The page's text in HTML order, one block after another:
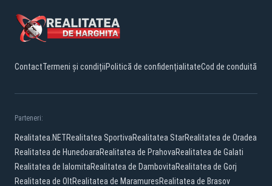
ContactTermeni și condițiiPolitică de confidențialitateCod de conduită
Parteneri:
Realitatea.NETRealitatea SportivaRealitatea StarRealitatea de Oradea
Realitatea de HunedoaraRealitatea de PrahovaRealitatea de Galati
Realitatea de IalomitaRealitatea de DambovitaRealitatea de Gorj
Realitatea de OltRealitatea de MaramuresRealitatea de Brasov